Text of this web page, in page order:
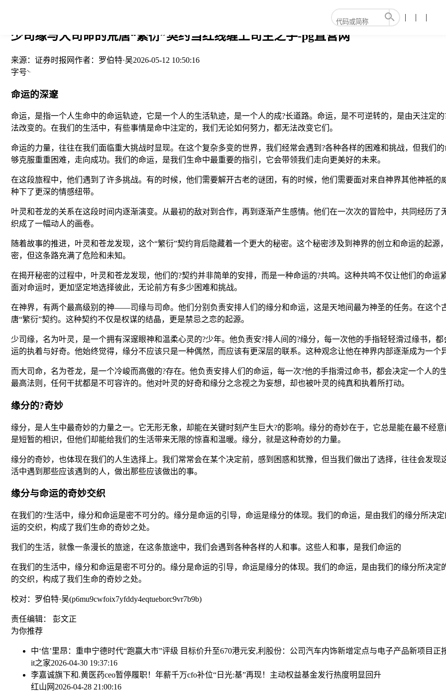
少司缘与大司命的荒唐“繁衍”契约当红线缠上司生之手-pg直营网
来源： 证券时报网作者： 罗伯特·吴2026-05-12 10:50:16
字号
命运的深邃
命运，是指一个人生命中的命运轨迹，它是一个人的生活轨迹，是一个人的成?长道路。命运，是不可逆转的，是由天注定
法改变的。在我们的生活中，有些事情是命中注定的，我们无论如何努力，都无法改变它们。
命运的力量，往往在我们面临重大挑战时显现。在这个复杂多变的世界，我们经常会遇到?各种各样的困难和挑战，但我们
够克服重重困难，走向成功。我们的命运，是我们生命中最重要的指引，它会带领我们走向更美好的未来。
在这段旅程中，他们遇到了许多挑战。有的时候，他们需要解开古老的谜团，有的时候，他们需要面对来自神界其他神祇
种下了更深的情感纽带。
叶灵和苍龙的关系在这段时间内逐渐演变。从最初的敌对到合作，再到逐渐产生感情。他们在一次次的冒险中，共同经历
织成了一幅动人的画卷。
随着故事的推进，叶灵和苍龙发现，这个“繁衍”契约背后隐藏着一个更大的秘密。这个秘密涉及到神界的创立和命运的起
密，但这条路充满了危险和未知。
在揭开秘密的过程中，叶灵和苍龙发现，他们的?契约并非简单的安排，而是一种命运的?共鸣。这种共鸣不仅让他们的命
面对命运时，更加坚定地选择彼此，无论前方有多少困难和挑战。
在神界，有两个最高级别的神——司缘与司命。他们分别负责安排人们的缘分和命运，这是天地间最为神圣的任务。在这
唐“繁衍”契约。这种契约不仅是权谋的结晶，更是禁忌之恋的起源。
少司缘，名为叶灵，是一个拥有深邃眼神和温柔心灵的?少年。他负责安?排人间的?缘分，每一次他的手指轻轻滑过缘书，
运的执着与好奇。他始终觉得，缘分不应该只是一种偶然，而应该有更深层的联系。这种观念让他在神界内部逐渐成为一个
而大司命，名为苍龙，是一个冷峻而高傲的?存在。他负责安排人们的命运，每一次?他的手指滑过命书，都会决定一个人
最高法则，任何干扰都是不可容许的。他对叶灵的好奇和缘分之念视之为妄想，却也被叶灵的纯真和执着所打动。
缘分的?奇妙
缘分，是人生中最奇妙的力量之一。它无形无象，却能在关键时刻产生巨大?的影响。缘分的奇妙在于，它总是能在最不经
是短暂的相识，但他们却能给我们的生活带来无限的惊喜和温暖。缘分，就是这种奇妙的力量。
缘分的奇妙，也体现在我们的人生选择上。我们常常会在某个决定前，感到困惑和犹豫，但当我们做出了选择，往往会发
活中遇到那些应该遇到的人，做出那些应该做出的事。
缘分与命运的奇妙交织
在我们的?生活中，缘分和命运是密不可分的。缘分是命运的引导，命运是缘分的体现。我们的命运，是由我们的缘分所决
运的交织，构成了我们生命的奇妙之处。
我们的生活，就像一条漫长的旅途，在这条旅途中，我们会遇到各种各样的人和事。这些人和事，是我们命运的
在我们的生活中，缘分和命运是密不可分的。缘分是命运的引导，命运是缘分的体现。我们的命运，是由我们的缘分所决
的交织，构成了我们生命的奇妙之处。
校对：罗伯特·吴(p6mu9cwfoix7yfddy4eqtueborc9vr7b9b)
责任编辑： 彭文正
为你推荐
中‘信’里昂：重申宁德时代“跑赢大市”评级 目标价升至670港元安,利股份：公司汽车内饰新增定点与电子产品新项目正
it之家2026-04-30 19:37:16
李嘉诚旗下和.黄医药ceo暂停履职！年薪千万cfo补位“日光:基”再现！主动权益基金发行热度明显回升
红山网 2026-04-28 21:00:16